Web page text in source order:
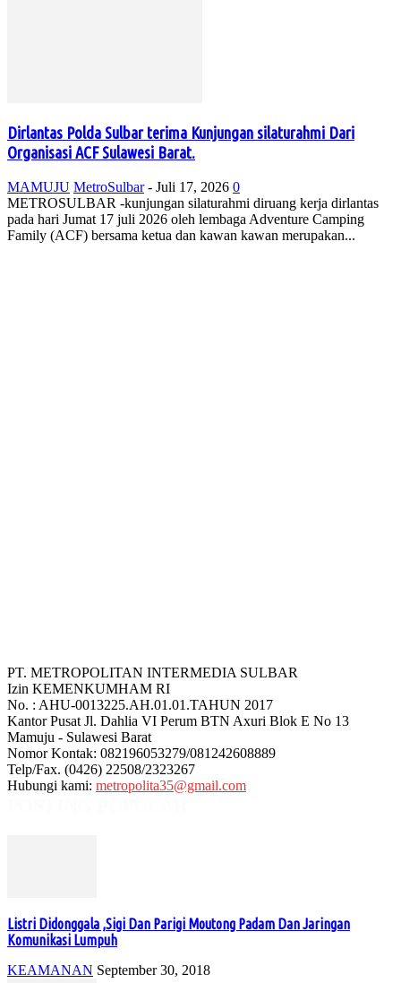
Dirlantas Polda Sulbar terima Kunjungan silaturahmi Dari
Organisasi ACF Sulawesi Barat.
MAMUJU MetroSulbar - Juli 17, 2026 0
METROSULBAR -kunjungan silaturahmi diruang kerja dirlantas
pada hari Jumat 17 juli 2026 oleh lembaga Adventure Camping
Family (ACF) bersama ketua dan kawan kawan merupakan...
PT. METROPOLITAN INTERMEDIA SULBAR
Izin KEMENKUMHAM RI
No. : AHU-0013225.AH.01.01.TAHUN 2017
Kantor Pusat Jl. Dahlia VI Perum BTN Axuri Blok E No 13
Mamuju - Sulawesi Barat
Nomor Kontak: 082196053279/081242608889
Telp/Fax. (0426) 22508/2323267
Hubungi kami: metropolita35@gmail.com
Listri Didonggala ,Sigi Dan Parigi Moutong Padam Dan Jaringan
Komunikasi Lumpuh
KEAMANAN September 30, 2018